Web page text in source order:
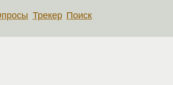
Трекер Поиск